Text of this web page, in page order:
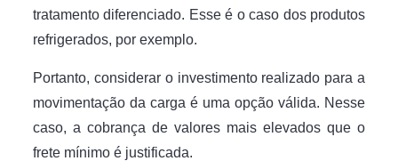
tratamento diferenciado. Esse é o caso dos produtos
refrigerados, por exemplo.
Portanto, considerar o investimento realizado para a
movimentação da carga é uma opção válida. Nesse
caso, a cobrança de valores mais elevados que o
frete mínimo é justificada.